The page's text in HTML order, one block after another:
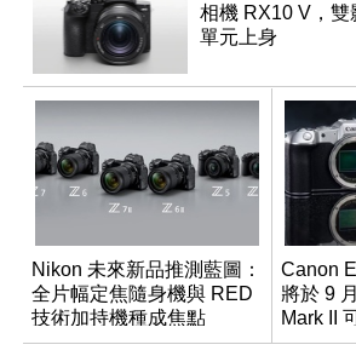
相機 RX10 V，雙
單元上身
Nikon 未來新品推測藍圖：
全片幅定焦隨身機與 RED
技術加持機種成焦點
Canon
將於 9
Mark II
推出